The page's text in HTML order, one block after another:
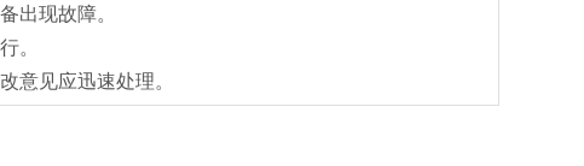
出现故障。
。
见应迅速处理。